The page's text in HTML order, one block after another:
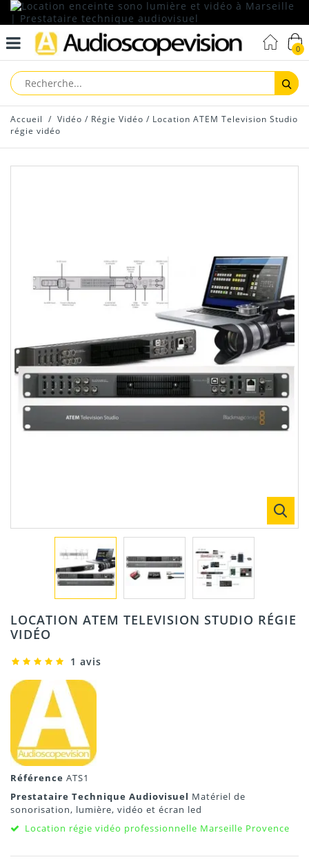
0
Accueil / Vidéo / Régie Vidéo / Location ATEM Television Studio
régie vidéo
LOCATION ATEM TELEVISION STUDIO RÉGIE
VIDÉO
1 avis
Référence ATS1
Prestataire Technique Audiovisuel Matériel de
sonorisation, lumière, vidéo et écran led
Location régie vidéo professionnelle Marseille Provence